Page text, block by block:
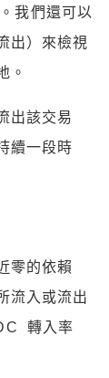
我們還可以
出）來檢視
。
出該交易
續一段時
零的依賴
流入或流出
轉入率